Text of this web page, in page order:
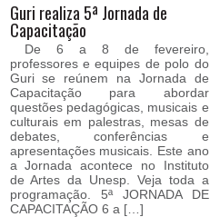
Guri realiza 5ª Jornada de
Capacitação
De 6 a 8 de fevereiro,
professores e equipes de polo do
Guri se reúnem na Jornada de
Capacitação para abordar
questões pedagógicas, musicais e
culturais em palestras, mesas de
debates, conferências e
apresentações musicais. Este ano
a Jornada acontece no Instituto
de Artes da Unesp. Veja toda a
programação. 5ª JORNADA DE
CAPACITAÇÃO 6 a […]